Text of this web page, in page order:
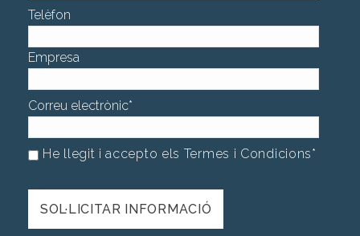
Telèfon
Empresa
Correu electrònic*
He llegit i accepto els Termes i Condicions*